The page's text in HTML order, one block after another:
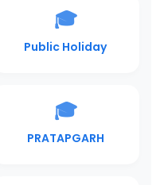
🎓
Public Holiday
🎓
PRATAPGARH